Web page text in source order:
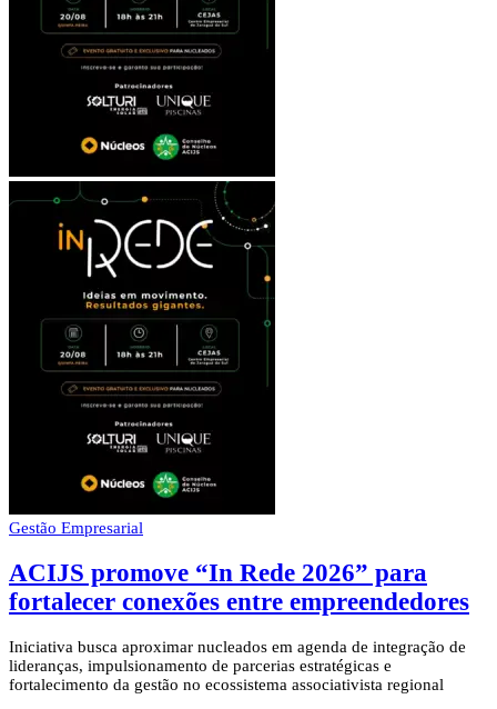
Gestão Empresarial
ACIJS promove “In Rede 2026” para
fortalecer conexões entre empreendedores
Iniciativa busca aproximar nucleados em agenda de integração de
lideranças, impulsionamento de parcerias estratégicas e
fortalecimento da gestão no ecossistema associativista regional